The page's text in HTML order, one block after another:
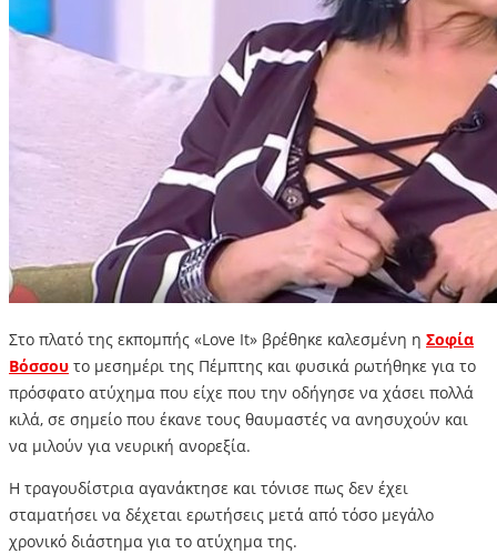
Στο πλατό της εκπομπής «Love It» βρέθηκε καλεσμένη η Σοφία
Βόσσου το μεσημέρι της Πέμπτης και φυσικά ρωτήθηκε για το
πρόσφατο ατύχημα που είχε που την οδήγησε να χάσει πολλά
κιλά, σε σημείο που έκανε τους θαυμαστές να ανησυχούν και
να μιλούν για νευρική ανορεξία.
Η τραγουδίστρια αγανάκτησε και τόνισε πως δεν έχει
σταματήσει να δέχεται ερωτήσεις μετά από τόσο μεγάλο
χρονικό διάστημα για το ατύχημα της.